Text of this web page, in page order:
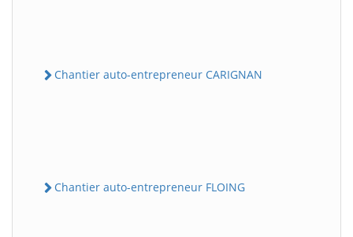
Chantier auto-entrepreneur CARIGNAN
Chantier auto-entrepreneur FLOING